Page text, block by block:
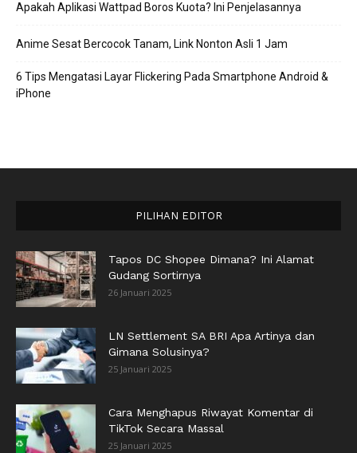
Apakah Aplikasi Wattpad Boros Kuota? Ini Penjelasannya
Anime Sesat Bercocok Tanam, Link Nonton Asli 1 Jam
6 Tips Mengatasi Layar Flickering Pada Smartphone Android &
iPhone
PILIHAN EDITOR
Tapos DC Shopee Dimana? Ini Alamat
Gudang Sortirnya
26 Januari 2025
LN Settlement SA BRI Apa Artinya dan
Gimana Solusinya?
25 Januari 2025
Cara Menghapus Riwayat Komentar di
TikTok Secara Massal
25 Januari 2025